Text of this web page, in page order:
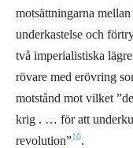
motsättningarna
underkastelse och
två imperialistiska
rövare med erövring
motstånd mot vilket
krig . … för att
revolution”10.